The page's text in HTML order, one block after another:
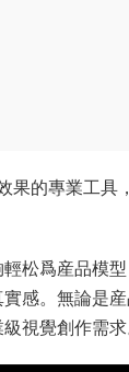
果​的專業工
松爲産品模
感。無論是
視覺創作需求